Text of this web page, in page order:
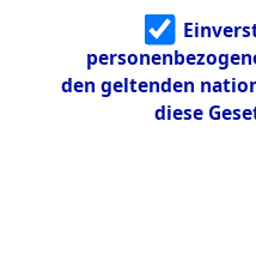
Effekten aus
dem KZ
Neuengamm
e
Dokument
den geltenden
diese